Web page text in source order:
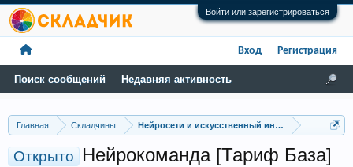
Войти или зарегистрироваться
Главная Складчины Нейросети и искусственный интеллект
Открыто
Нейрокоманда [Тариф База]
Поиск сообщений Недавняя активность
Вход Регистрация